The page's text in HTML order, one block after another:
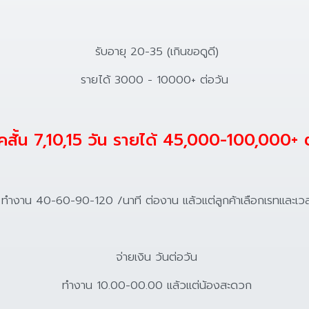
รับอายุ 20-35 (เกินขอดูดี)
รายได้ 3000 - 10000+ ต่อวัน
สั้น 7,10,15 วัน รายได้ 45,000-100,000+
ทำงาน 40-60-90-120 /นาที ต่องาน แล้วแต่ลูกค้าเลือกเรทและเว
จ่ายเงิน วันต่อวัน
ทำงาน 10.00-00.00 แล้วแต่น้องสะดวก